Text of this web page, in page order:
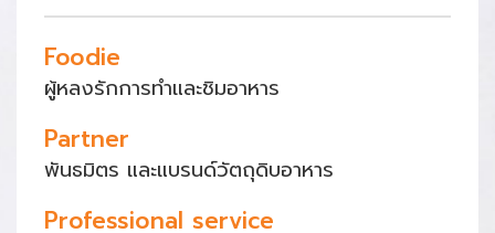
Foodie
ผู้หลงรักการทำและชิมอาหาร
Partner
พันธมิตร และแบรนด์วัตถุดิบอาหาร
Professional service